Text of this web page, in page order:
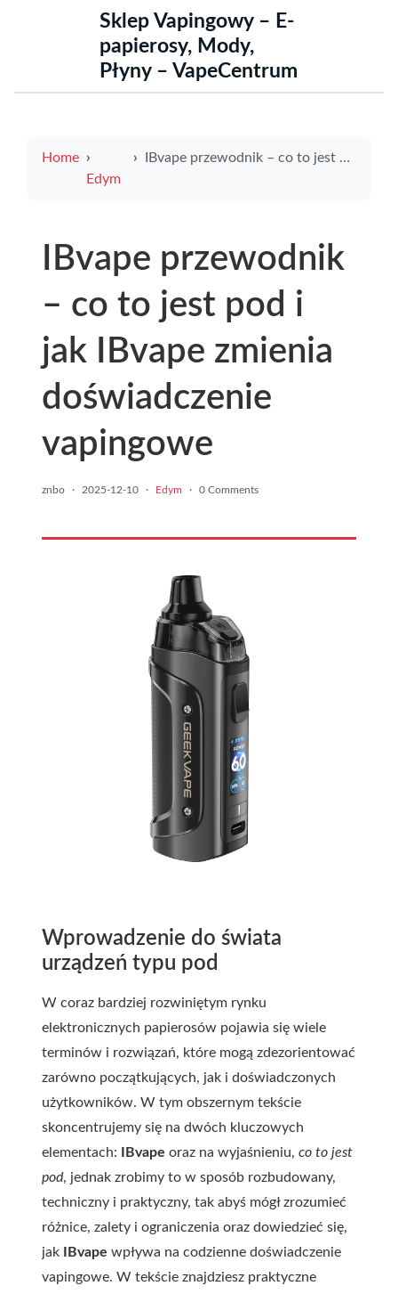
Sklep Vapingowy – E-
papierosy, Mody,
Płyny – VapeCentrum
Home
Edym
IBvape przewodnik – co to jest pod i jak IBvape zmienia doświadczenie vapingowe
IBvape przewodnik
– co to jest pod i
jak IBvape zmienia
doświadczenie
vapingowe
znbo · 2025-12-10 · Edym · 0 Comments
Wprowadzenie do świata
urządzeń typu pod
W coraz bardziej rozwiniętym rynku
elektronicznych papierosów pojawia się wiele
terminów i rozwiązań, które mogą zdezorientować
zarówno początkujących, jak i doświadczonych
użytkowników. W tym obszernym tekście
skoncentrujemy się na dwóch kluczowych
elementach:
IBvape oraz na wyjaśnieniu, co to jest
pod, jednak zrobimy to w sposób rozbudowany,
techniczny i praktyczny, tak abyś mógł zrozumieć
różnice, zalety i ograniczenia oraz dowiedzieć się,
jak
IBvape wpływa na codzienne doświadczenie
vapingowe. W tekście znajdziesz praktyczne